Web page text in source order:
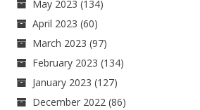
May 2023 (134)
April 2023 (60)
March 2023 (97)
February 2023 (134)
January 2023 (127)
December 2022 (86)